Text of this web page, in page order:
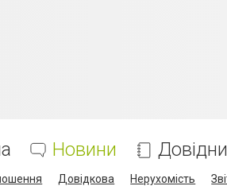
Новини
Довідкова Нерухомість